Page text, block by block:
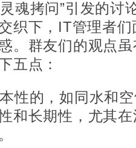
魂拷问”引发的讨
织下，IT管理者
。群友们的观点
五点：
性的，如同水和
和长期性，尤其